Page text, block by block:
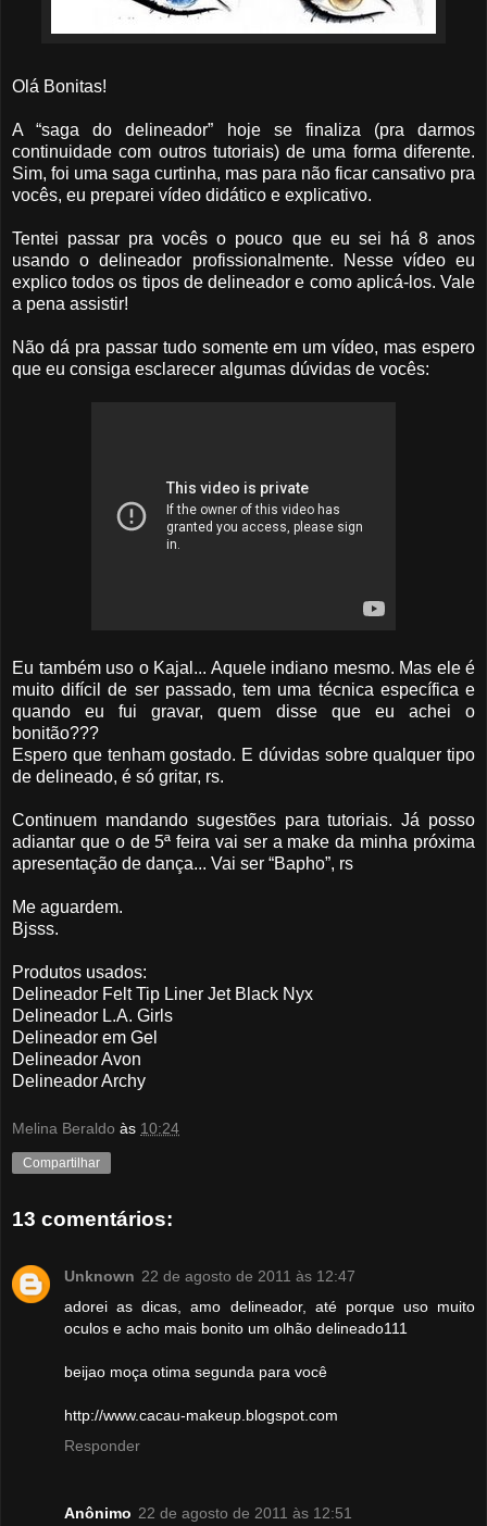
Olá Bonitas!
A “saga do delineador” hoje se finaliza (pra darmos
continuidade com outros tutoriais) de uma forma diferente.
Sim, foi uma saga curtinha, mas para não ficar cansativo pra
vocês, eu preparei vídeo didático e explicativo.
Tentei passar pra vocês o pouco que eu sei há 8 anos
usando o delineador profissionalmente. Nesse vídeo eu
explico todos os tipos de delineador e como aplicá-los. Vale
a pena assistir!
Não dá pra passar tudo somente em um vídeo, mas espero
que eu consiga esclarecer algumas dúvidas de vocês:
Eu também uso o Kajal... Aquele indiano mesmo. Mas ele é
muito difícil de ser passado, tem uma técnica específica e
quando eu fui gravar, quem disse que eu achei o
bonitão???
Espero que tenham gostado. E dúvidas sobre qualquer tipo
de delineado, é só gritar, rs.
Continuem mandando sugestões para tutoriais. Já posso
adiantar que o de 5ª feira vai ser a make da minha próxima
apresentação de dança... Vai ser “Bapho”, rs
Me aguardem.
Bjsss.
Produtos usados:
Delineador Felt Tip Liner Jet Black Nyx
Delineador L.A. Girls
Delineador em Gel
Delineador Avon
Delineador Archy
Melina Beraldo às 10:24
Compartilhar
13 comentários:
Unknown 22 de agosto de 2011 às 12:47
adorei as dicas, amo delineador, até porque uso muito
oculos e acho mais bonito um olhão delineado111
beijao moça otima segunda para você
http://www.cacau-makeup.blogspot.com
Responder
Anônimo 22 de agosto de 2011 às 12:51